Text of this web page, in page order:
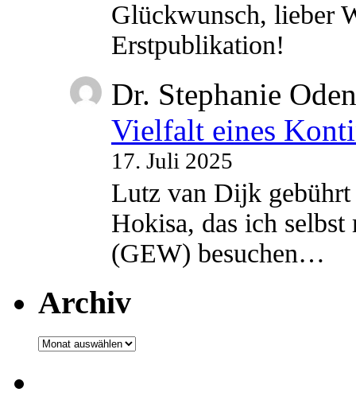
Glückwunsch, lieber
Erstpublikation!
Dr. Stephanie
Vielfalt eines
17. Juli 2025
Lutz van Dijk
Hokisa, das ich
(GEW) besuchen…
Archiv
Archiv